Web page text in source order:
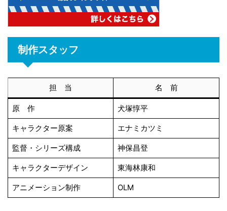
制作スタッフ
担 当 名 前
原 作 犬塚惇平
キャラクター原案 エナミカツミ
監督・シリーズ構成 神保昌登
キャラクターデザイン 東海林康和
アニメーション制作 OLM